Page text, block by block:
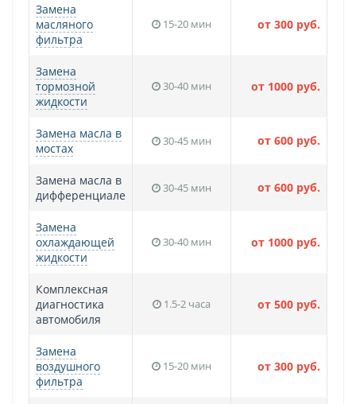
Замена
масляного
фильтра
15-20 мин от 300 руб.
Замена
тормозной
жидкости
30-40 мин от 1000 руб.
Замена масла в
мостах
30-45 мин от 600 руб.
Замена масла в
дифференциале
30-45 мин от 600 руб.
Замена
охлаждающей
жидкости
30-40 мин от 1000 руб.
Комплексная
диагностика
автомобиля
1.5-2 часа от 500 руб.
Замена
воздушного
фильтра
15-20 мин от 300 руб.